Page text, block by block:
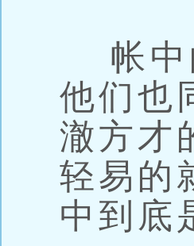
帐中
他们也
澈方才
轻易的
中到底